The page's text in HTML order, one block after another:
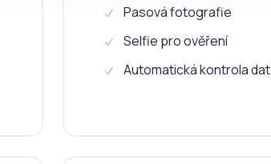
Pasová fotografie
Selfie pro ověření
Automatická kontrola dat